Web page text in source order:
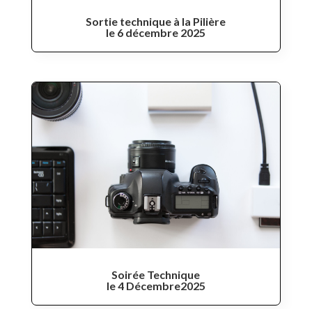
Sortie technique à la Pilière
le 6 décembre 2025
Soirée Technique
le 4 Décembre2025